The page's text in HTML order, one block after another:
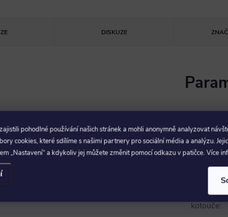
pohodlné používání našich stránek a mohli anonymně analyzovat
cookies, které sdílíme s našimi partnery pro sociální média a analýzu.
„Nastavení“ a kdykoliv jej můžete změnit pomocí odkazu v patičce. Více
DISKUZE
140mm Black Zakulacený
Uchycení
na náboj:
kotouče:
kotouče: